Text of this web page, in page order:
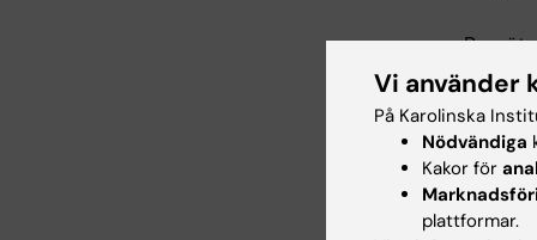
•
•
•
ett för
• Agera
Vi använder
På Karolinska
Nödvändiga
Kakor för
plattformar.